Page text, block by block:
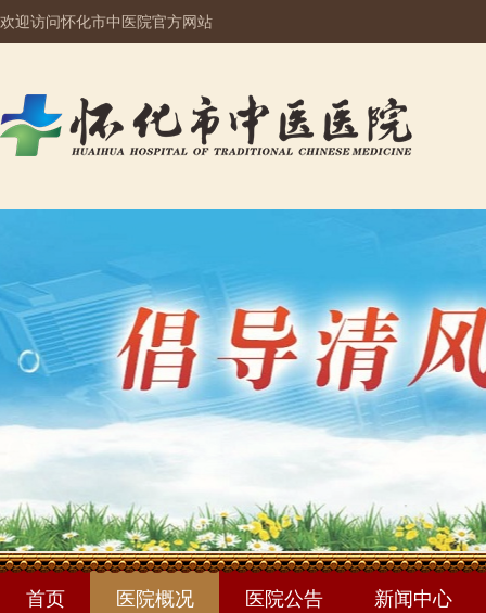
欢迎访问怀化市中医院官方网站
首页 医院概况 医院公告 新闻中心